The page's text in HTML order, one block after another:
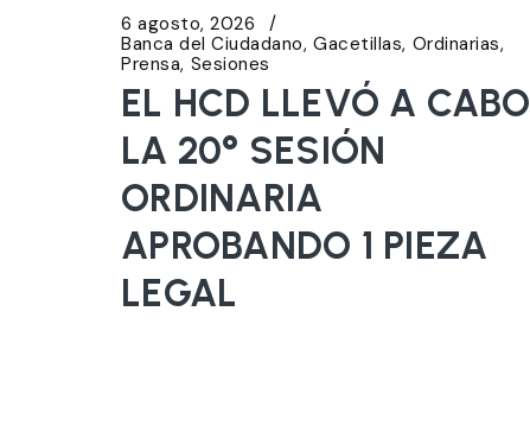
6 agosto, 2026
Banca del Ciudadano Gacetillas Ordinarias
Prensa Sesiones
EL HCD LLEVÓ A CABO
LA 20° SESIÓN
ORDINARIA
APROBANDO 1 PIEZA
LEGAL